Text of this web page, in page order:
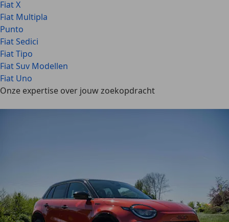
Fiat X
Fiat Multipla
Punto
Fiat Sedici
Fiat Tipo
Fiat Suv Modellen
Fiat Uno
Onze expertise over jouw zoekopdracht